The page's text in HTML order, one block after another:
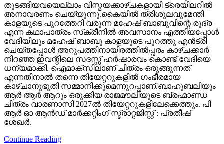
തുടങ്ങിയവയെല്ലാം വിസ്മയക്കാഴ്ചകളായി ട്രെയിലറില്‍
അനാവരണം ചെയ്യുന്നു.കൈയില്‍ ത്രിശൂലവുമേന്തി
കാളയുടെ പുറത്തേറി വരുന്ന മഹേഷ് ബാബുവിന്റെ രുദ്ര
എന്ന കഥാപാത്രം സ്‌ക്രീനിൽ അവസാനം എത്തിയപ്പോൾ
വേദിയിലും മഹേഷ് ബാബു കാളയുടെ പുറത്തു എൻട്രി
ചെയ്തപ്പോൾ അറുപത്തിനായിരത്തിൽപ്പരം കാഴ്ചക്കാർ
നിറഞ്ഞ ഇവന്റിലെ സദസ്സ് ഹർഷാരവം കൊണ്ട് വേദിയെ
ധന്യമാക്കി. ഐമാക്‌സിലാണ് ചിത്രം ഒരുങ്ങുന്നത്
എന്നതിനാല്‍ തന്നെ തിയേറ്ററുകളില്‍ ഗംഭീരമായ
കാഴ്ചാനുഭൂതി സമ്മാനിക്കുമെന്നുറപ്പാണ്.ബാഹുബലിയും
ആർ ആർ ആറും ഒരുക്കിയ രാജമൗലിയുടെ ബ്രഹ്മാണ്ഡ
ചിത്രം വാരണാസി 2027ൽ തിയേറ്ററുകളിലേക്കെത്തും. പി
ആർ ഓ ആൻഡ് മാർക്കറ്റിംഗ് സ്ട്രാറ്റജിസ്റ്റ് : പ്രതീഷ്
ശേഖർ.
Continue Reading